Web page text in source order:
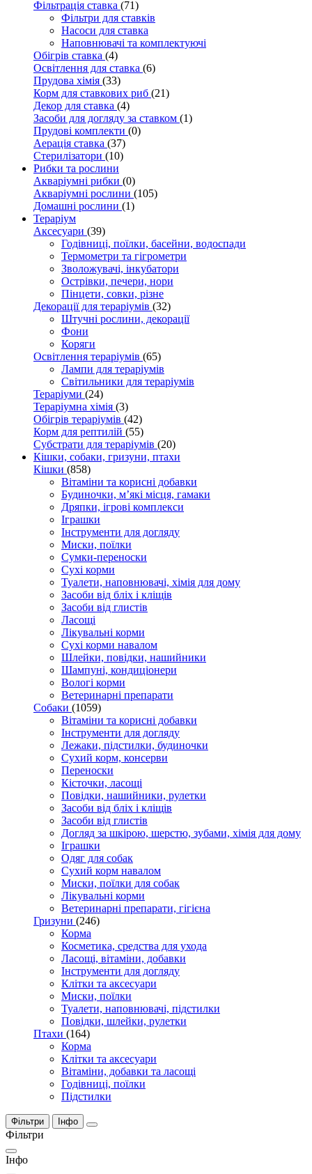
Фільтрація ставка (71)
Фільтри для ставків
Насоси для ставка
Наповнювачі та комплектуючі
Обігрів ставка (4)
Освітлення для ставка (6)
Прудова хімія (33)
Корм для ставкових риб (21)
Декор для ставка (4)
Засоби для догляду за ставком (1)
Прудові комплекти (0)
Аерація ставка (37)
Стерилізатори (10)
Рибки та рослини
Акваріумні рибки (0)
Акваріумні рослини (105)
Домашні рослини (1)
Тераріум
Аксесуари (39)
Годівниці, поїлки, басейни, водоспади
Термометри та гігрометри
Зволожувачі, інкубатори
Острівки, печери, нори
Пінцети, совки, різне
Декорації для тераріумів (32)
Штучні рослини, декорації
Фони
Коряги
Освітлення тераріумів (65)
Лампи для тераріумів
Світильники для тераріумів
Тераріуми (24)
Тераріумна хімія (3)
Обігрів тераріумів (42)
Корм для рептилій (55)
Субстрати для тераріумів (20)
Кішки, собаки, гризуни, птахи
Кішки (858)
Вітаміни та корисні добавки
Будиночки, м’які місця, гамаки
Дряпки, ігрові комплекси
Іграшки
Інструменти для догляду
Миски, поїлки
Сумки-переноски
Сухі корми
Туалети, наповнювачі, хімія для дому
Засоби від бліх і кліщів
Засоби від глистів
Ласощі
Лікувальні корми
Сухі корми навалом
Шлейки, повідки, нашийники
Шампуні, кондиціонери
Вологі корми
Ветеринарні препарати
Собаки (1059)
Вітаміни та корисні добавки
Інструменти для догляду
Лежаки, підстилки, будиночки
Сухий корм, консерви
Переноски
Кісточки, ласощі
Повідки, нашийники, рулетки
Засоби від бліх і кліщів
Засоби від глистів
Догляд за шкірою, шерстю, зубами, хімія для дому
Іграшки
Одяг для собак
Сухий корм навалом
Миски, поїлки для собак
Лікувальні корми
Ветеринарні препарати, гігієна
Гризуни (246)
Корма
Косметика, средства для ухода
Ласощі, вітаміни, добавки
Інструменти для догляду
Клітки та аксесуари
Миски, поїлки
Туалети, наповнювачі, підстилки
Повідки, шлейки, рулетки
Птахи (164)
Корма
Клітки та аксесуари
Вітаміни, добавки та ласощі
Годівниці, поїлки
Підстилки
Фільтри Інфо
Фільтри
Інфо